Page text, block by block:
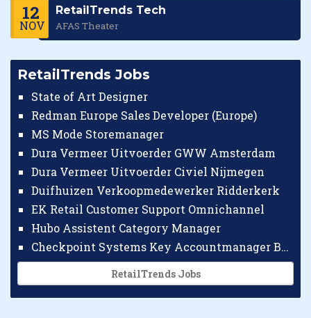
12
NOV
RetailTrends Tech
AFAS Theater
RetailTrends Jobs
State of Art Designer
Redman Europe Sales Developer (Europe)
MS Mode Storemanager
Dura Vermeer Uitvoerder GWW Amsterdam
Dura Vermeer Uitvoerder Civiel Nijmegen
Duifhuizen Verkoopmedewerker Ridderkerk
EK Retail Customer Support Omnichannel
Hubo Assistent Category Manager
Checkpoint Systems Key Accountmanager Benelux
RetailTrends Jobs